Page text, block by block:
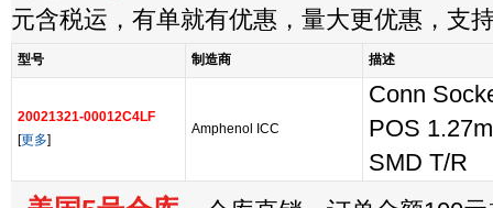
元含税运，有单就有优惠，量大更优惠，支
型号 制造商 描述
20021321-00012C4LF
[更多]
Amphenol ICC
Conn
POS
SMD T/R